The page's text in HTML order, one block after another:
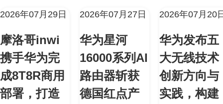
2026年07月29日
摩洛哥inwi
携手华为完
成8T8R商用
部署，打造
2026年07月27日
华为星河
16000系列AI
路由器斩获
德国红点产
2026年07月20
华为发布五
大无线技术
创新方向与
实践，构建